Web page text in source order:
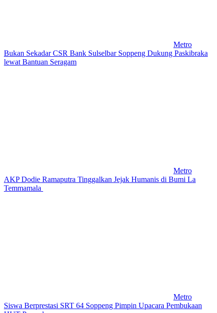
Metro
Bukan Sekadar CSR Bank Sulselbar Soppeng Dukung Paskibraka
lewat Bantuan Seragam
Metro
AKP Dodie Ramaputra Tinggalkan Jejak Humanis di Bumi La
Temmamala
Metro
Siswa Berprestasi SRT 64 Soppeng Pimpin Upacara Pembukaan